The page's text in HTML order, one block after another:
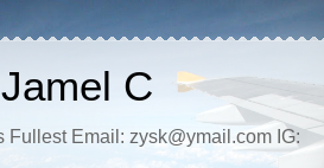
C
Fullest Email: zysk@ymail.com IG: